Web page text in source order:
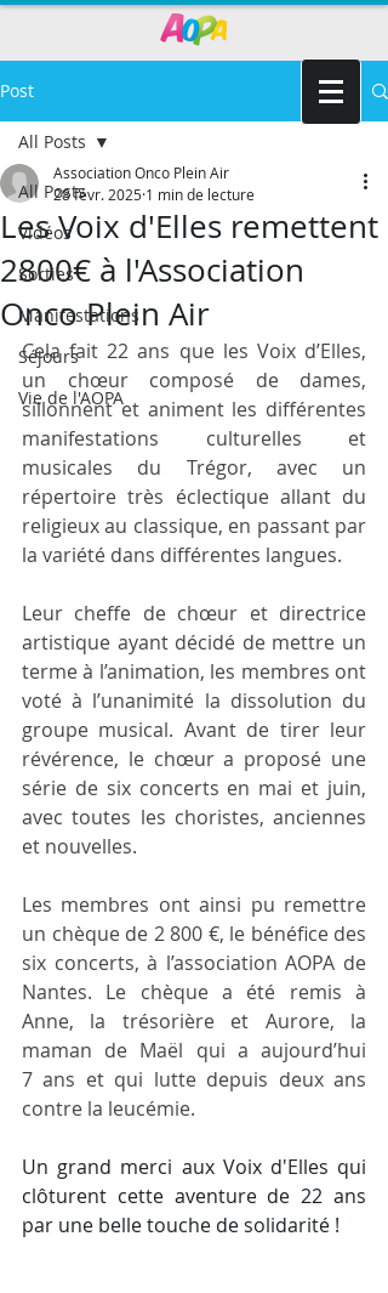
Post
All Posts
Vidéos
Sorties
Manifestations
Séjours
Vie de l'AOPA
All Posts
Les Voix d'Elles remettent
2800€ à l'Association
Onco Plein Air
Association Onco Plein Air
28 févr. 2025 1 min de lecture
Cela fait 22 ans que les Voix d’Elles,
un chœur composé de dames,
sillonnent et animent les différentes
manifestations culturelles et
musicales du Trégor, avec un
répertoire très éclectique allant du
religieux au classique, en passant par
la variété dans différentes langues.
Leur cheffe de chœur et directrice
artistique ayant décidé de mettre un
terme à l’animation, les membres ont
voté à l’unanimité la dissolution du
groupe musical. Avant de tirer leur
révérence, le chœur a proposé une
série de six concerts en mai et juin,
avec toutes les choristes, anciennes
et nouvelles.
Les membres ont ainsi pu remettre
un chèque de 2 800 €, le bénéfice des
six concerts, à l’association AOPA de
Nantes. Le chèque a été remis à
Anne, la trésorière et Aurore, la
maman de Maël qui a aujourd’hui
7 ans et qui lutte depuis deux ans
contre la leucémie.
Un grand merci aux Voix d'Elles qui
clôturent cette aventure de 22 ans
par une belle touche de solidarité !